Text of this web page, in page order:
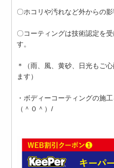
〇ホコリや汚れなど外からの
〇コーティングは技術認定を
す。
＊（雨、風、黄砂、日光もご
ます）
・ボディーコーティングの施
（＾０＾）/